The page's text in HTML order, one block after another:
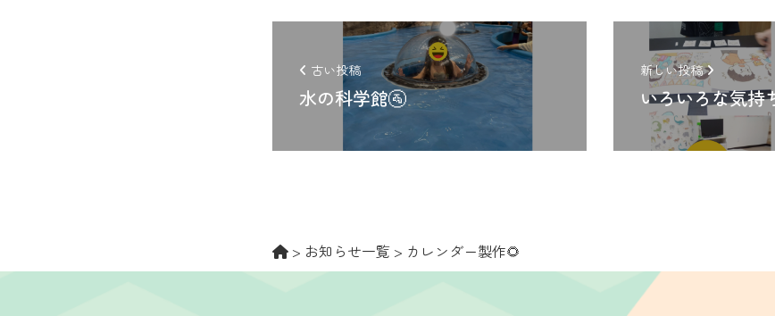
古い投稿
水の科学館🚰
新しい投稿
いろいろな気
> お知らせ一覧> カレンダー製作🌻